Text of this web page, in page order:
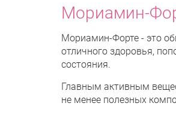
Мориамин-
Мориамин-Форте - это
отличного здоровья,
состояния.
Главным активным
не менее полезных